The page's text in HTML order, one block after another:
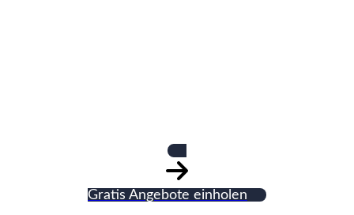
Gratis Angebote einholen